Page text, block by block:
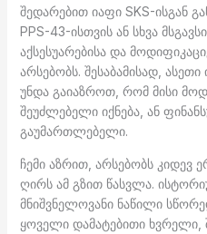
შედარებით იაფი SKS-ისგან
PPS-43-ისთვის ან სხვა
აქსესუარებისა და
არსებობს. შესაბამისად,
უნდა გაიაზროთ, რომ მისი
შეუძლებელი იქნება, ან
გაუმართლებელი.
ჩემი აზრით, არსებობს კიდევ
ღირს ამ გზით წასვლა.
მნიშვნელოვანი ნაწილი
ყოველი დამატებითი ხვრელი,